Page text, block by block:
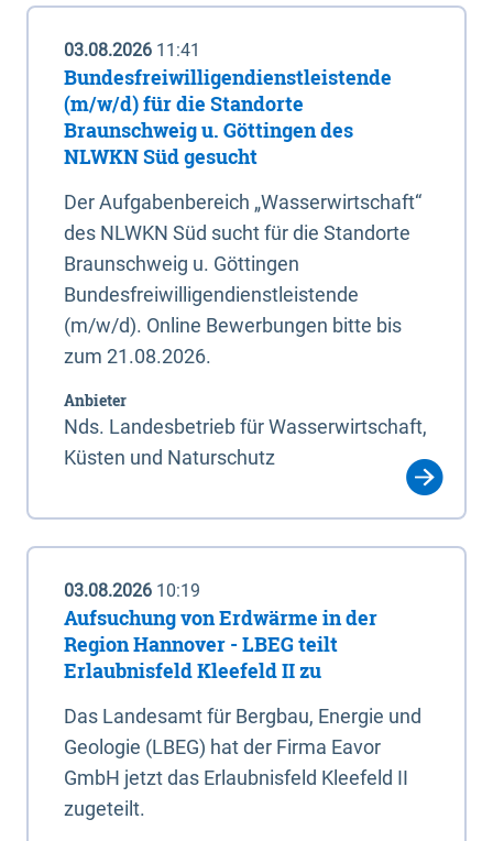
03.08.2026 11:41
Bundesfreiwilligendienstleistende
(m/w/d) für die Standorte
Braunschweig u. Göttingen des
NLWKN Süd gesucht
Der Aufgabenbereich „Wasserwirtschaft“
des NLWKN Süd sucht für die Standorte
Braunschweig u. Göttingen
Bundesfreiwilligendienstleistende
(m/w/d). Online Bewerbungen bitte bis
zum 21.08.2026.
Anbieter
Nds. Landesbetrieb für Wasserwirtschaft,
Küsten und Naturschutz
03.08.2026 10:19
Aufsuchung von Erdwärme in der
Region Hannover - LBEG teilt
Erlaubnisfeld Kleefeld II zu
Das Landesamt für Bergbau, Energie und
Geologie (LBEG) hat der Firma Eavor
GmbH jetzt das Erlaubnisfeld Kleefeld II
zugeteilt.